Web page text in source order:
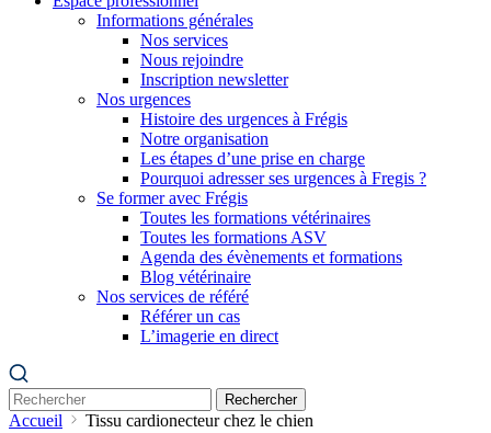
Informations générales
Nos services
Nous rejoindre
Inscription newsletter
Nos urgences
Histoire des urgences à Frégis
Notre organisation
Les étapes d’une prise en charge
Pourquoi adresser ses urgences à Fregis ?
Se former avec Frégis
Toutes les formations vétérinaires
Toutes les formations ASV
Agenda des évènements et formations
Blog vétérinaire
Nos services de référé
Référer un cas
L’imagerie en direct
Rechercher
Accueil Tissu cardionecteur chez le chien